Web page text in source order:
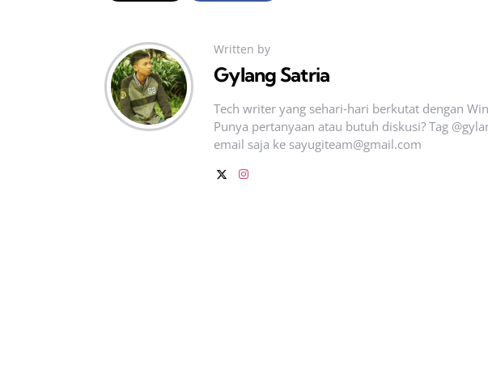
Written by
Gylang Satria
Tech writer yang sehari‑hari berkutat dengan
Punya pertanyaan atau butuh diskusi? Tag
email saja ke sayugiteam@gmail.com